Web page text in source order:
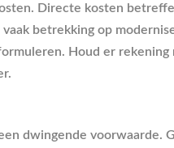
Directe kosten
betrekking op
Houd er rekening
dwingende voorwaarde.